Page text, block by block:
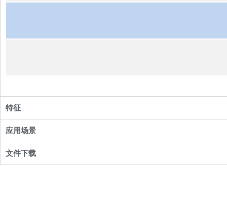
特征
应用场景
文件下载